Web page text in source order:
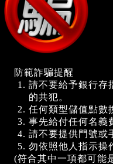
防範詐騙提醒
請不要給予銀行存
的共犯。
任何類型儲值點數
事先給付任何名義
請不要提供門號或
勿依照他人指示操
(符合其中一項都可能